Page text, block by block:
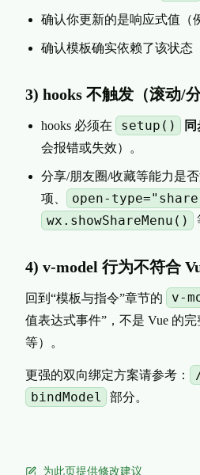
确认你更新的是响应式值（
确认模板确实依赖了该状态
3) hooks 不触发（滚动/
hooks 必须在 setup()
会报错或失效）。
分享/朋友圈/收藏等能力是
项、
open-
wx.showShareMenu()
4) v-model 行为不符合
回到“模板与指令”章节的 v-
值表达式事件”，不是 Vue 的
等）。
更强的双向绑定方案请参考：
bindModel 部分。
为此页提供修改建议